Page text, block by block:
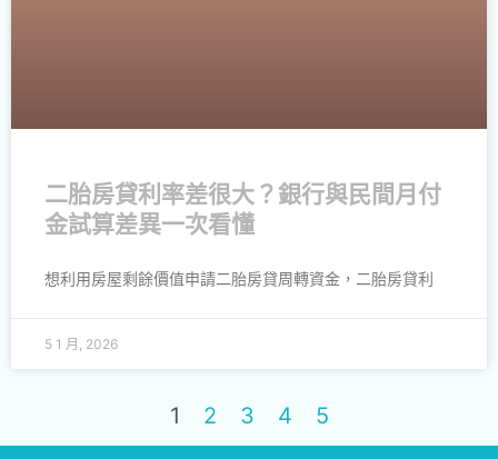
二胎房貸利率差很大？銀行與民間月付
金試算差異一次看懂
想利用房屋剩餘價值申請二胎房貸周轉資金，二胎房貸利
5 1 月, 2026
1 2 3 4 5